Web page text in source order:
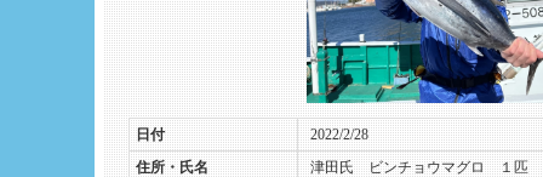
日付
2022/2/28
住所・氏名
津田氏 ビンチョウマグロ １匹